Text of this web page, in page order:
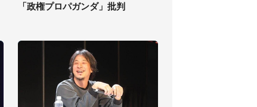
「政権プロパガンダ」批判